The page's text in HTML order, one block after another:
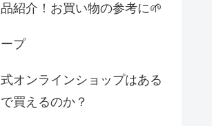
紹介！お買い物の参考に🌱
プ
オンラインショップはある
買えるのか？